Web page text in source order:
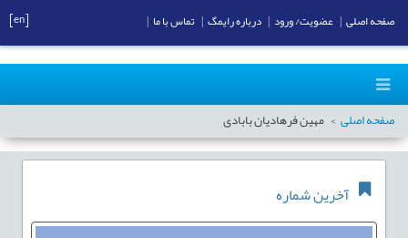
صفحه اصلی مهین فرهادیان بابادی
آخرین شماره
صفحه اصلی عضویت/ ورود درباره رایمگ تماس با ما